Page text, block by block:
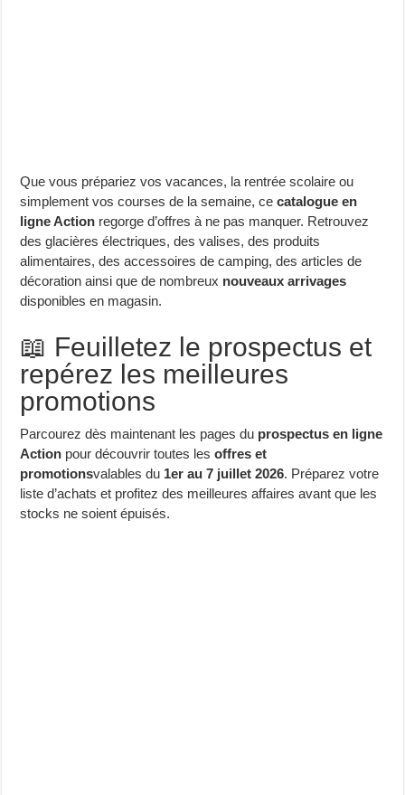
Que vous prépariez vos vacances, la rentrée scolaire ou
simplement vos courses de la semaine, cecatalogue en
ligne Action regorge d’offres à ne pas manquer. Retrouvez
des glacières électriques, des valises, des produits
alimentaires, des accessoires de camping, des articles de
décoration ainsi que de nombreux nouveaux arrivages
disponibles en magasin.
📖 Feuilletez le prospectus et
repérez les meilleures
promotions
Parcourez dès maintenant les pages du prospectus en ligne
Action pour découvrir toutes lesoffres et
promotionsvalables du 1er au 7 juillet 2026. Préparez votre
liste d’achats et profitez des meilleures affaires avant que les
stocks ne soient épuisés.